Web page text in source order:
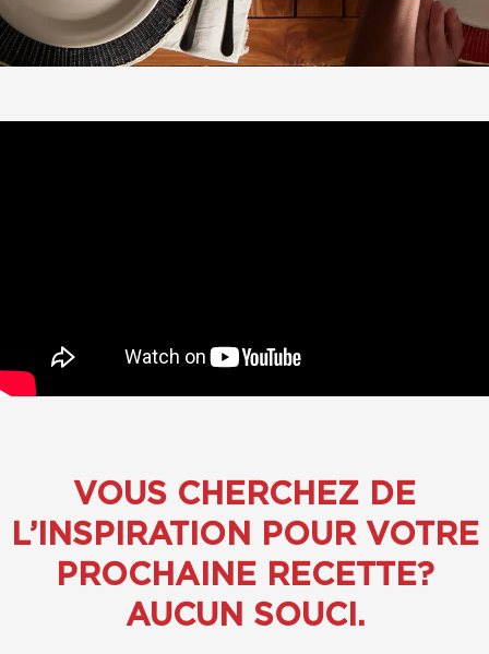
VOUS CHERCHEZ DE
L’INSPIRATION POUR VOTRE
PROCHAINE RECETTE?
AUCUN SOUCI.